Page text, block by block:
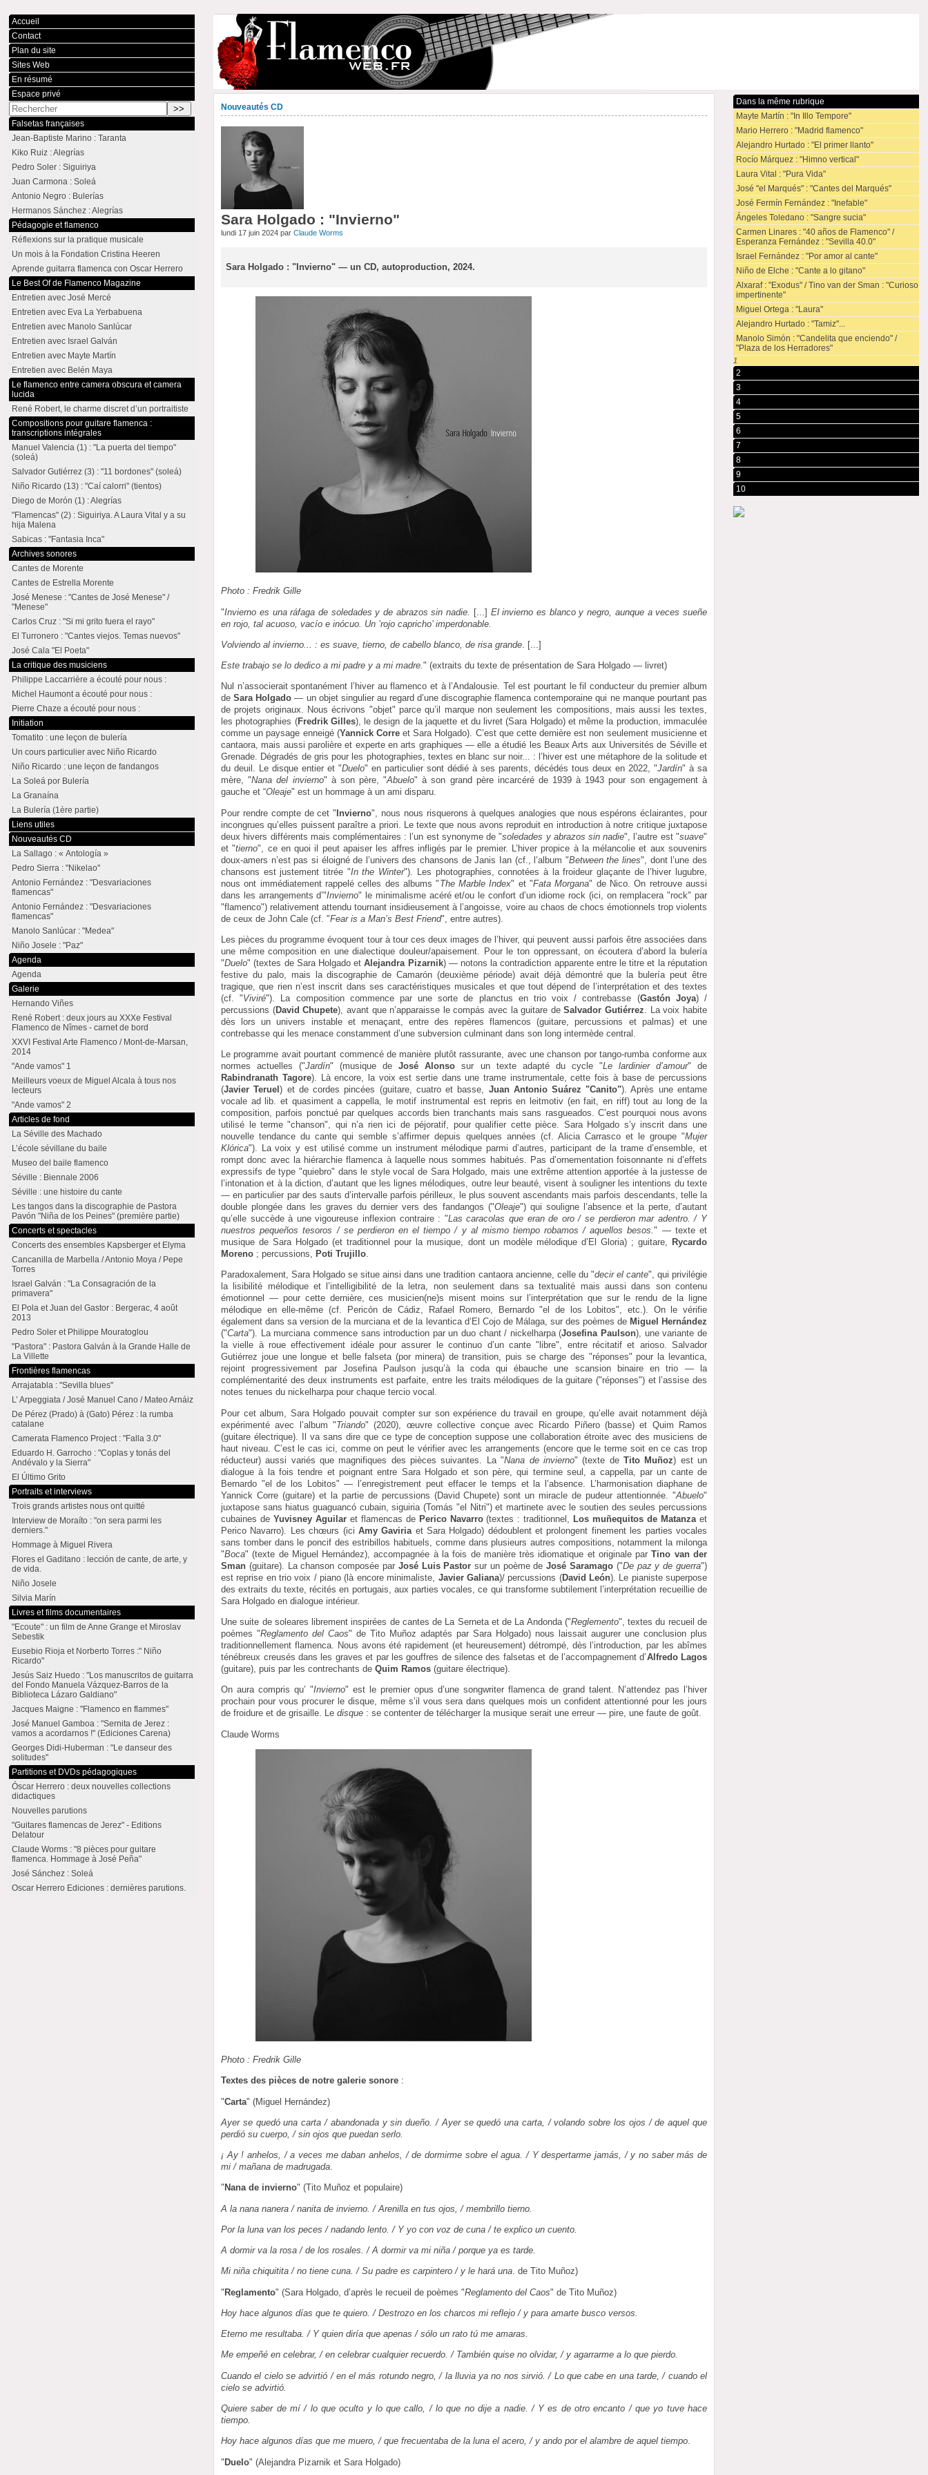
Nouveautés CD
Sara Holgado : "Invierno"
lundi 17 juin 2024 parClaude Worms
Sara Holgado : "Invierno" — un CD, autoproduction, 2024.
Photo : Fredrik Gille
"Invierno es una ráfaga de soledades y de abrazos sin nadie. [...] El invierno es blanco y negro, aunque a veces sueñe
en rojo, tal acuoso, vacío e inócuo. Un ’rojo capricho’ imperdonable.
Volviendo al invierno... : es suave, tierno, de cabello blanco, de risa grande . [...]
Este trabajo se lo dedico a mi padre y a mi madre." (extraits du texte de présentation de Sara Holgado — livret)
Nul n’associerait spontanément l’hiver au flamenco et à l’Andalousie. Tel est pourtant le fil conducteur du premier album
deSara Holgado — un objet singulier au regard d’une discographie flamenca contemporaine qui ne manque pourtant pas
de projets originaux. Nous écrivons "objet" parce qu’il marque non seulement les compositions, mais aussi les textes,
les photographies (Fredrik Gilles), le design de la jaquette et du livret (Sara Holgado) et même la production, immaculée
comme un paysage enneigé (Yannick Correet Sara Holgado). C’est que cette dernière est non seulement musicienne et
cantaora, mais aussi parolière et experte en arts graphiques — elle a étudié les Beaux Arts aux Universités de Séville et
Grenade. Dégradés de gris pour les photographies, textes en blanc sur noir... : l’hiver est une métaphore de la solitude et
du deuil. Le disque entier et "Duelo" en particulier sont dédié à ses parents, décédés tous deux en 2022, "Jardín" à sa
mère, "Nana del invierno" à son père, "Abuelo" à son grand père incarcéré de 1939 à 1943 pour son engagement à
gauche et “Oleaje" est un hommage à un ami disparu.
Pour rendre compte de cet "Invierno", nous nous risquerons à quelques analogies que nous espérons éclairantes, pour
incongrues qu’elles puissent paraître a priori. Le texte que nous avons reproduit en introduction à notre critique juxtapose
deux hivers différents mais complémentaires : l’un est synonyme de "soledades y abrazos sin nadie", l’autre est "suave"
et "tierno", ce en quoi il peut apaiser les affres infligés par le premier. L’hiver propice à la mélancolie et aux souvenirs
doux-amers n’est pas si éloigné de l’univers des chansons de Janis Ian (cf., l’album "Between the lines", dont l’une des
chansons est justement titrée "In the Winter"). Les photographies, connotées à la froideur glaçante de l’hiver lugubre,
nous ont immédiatement rappelé celles des albums " The Marble Index" et "Fata Morgana" de Nico. On retrouve aussi
dans les arrangements d’"Invierno" le minimalisme acéré et/ou le confort d’un idiome rock (ici, on remplacera "rock" par
"flamenco") relativement attendu tournant insidieusement à l’angoisse, voire au chaos de chocs émotionnels trop violents
de ceux de John Cale (cf. "Fear is a Man’s Best Friend", entre autres).
Les pièces du programme évoquent tour à tour ces deux images de l’hiver, qui peuvent aussi parfois être associées dans
une même composition en une dialectique douleur/apaisement. Pour le ton oppressant, on écoutera d’abord la bulería
"Duelo" (textes de Sara Holgado etAlejandra Pizarnik) — notons la contradiction apparente entre le titre et la réputation
festive du palo, mais la discographie de Camarón (deuxième période) avait déjà démontré que la bulería peut être
tragique, que rien n’est inscrit dans ses caractéristiques musicales et que tout dépend de l’interprétation et des textes
(cf. "Viviré"). La composition commence par une sorte de planctus en trio voix / contrebasse (Gastón Joya) /
percussions (David Chupete), avant que n’apparaisse le compás avec la guitare deSalvador Gutiérrez . La voix habite
dès lors un univers instable et menaçant, entre des repères flamencos (guitare, percussions et palmas) et une
contrebasse qui les menace constamment d’une subversion culminant dans son long intermède central.
Le programme avait pourtant commencé de manière plutôt rassurante, avec une chanson por tango-rumba conforme aux
normes actuelles ("Jardín" (musique deJosé Alonso sur un texte adapté du cycle "Le lardinier d’amour" de
Rabindranath Tagore). Là encore, la voix est sertie dans une trame instrumentale, cette fois à base de percussions
(Javier Teruel) et de cordes pincées (guitare, cuatro et basse, Juan Antonio Suárez "Canito"). Après une entame
vocale ad lib. et quasiment a cappella, le motif instrumental est repris en leitmotiv (en fait, en riff) tout au long de la
composition, parfois ponctué par quelques accords bien tranchants mais sans rasgueados. C’est pourquoi nous avons
utilisé le terme "chanson", qui n’a rien ici de péjoratif, pour qualifier cette pièce. Sara Holgado s’y inscrit dans une
nouvelle tendance du cante qui semble s’affirmer depuis quelques années (cf. Alicia Carrasco et le groupe "Mujer
Klórica"). La voix y est utilisé comme un instrument mélodique parmi d’autres, participant de la trame d’ensemble, et
rompt donc avec la hiérarchie flamenca à laquelle nous sommes habitués. Pas d’ornementation foisonnante ni d’effets
expressifs de type "quiebro" dans le style vocal de Sara Holgado, mais une extrême attention apportée à la justesse de
l’intonation et à la diction, d’autant que les lignes mélodiques, outre leur beauté, visent à souligner les intentions du texte
— en particulier par des sauts d’intervalle parfois périlleux, le plus souvent ascendants mais parfois descendants, telle la
double plongée dans les graves du dernier vers des fandangos ("Oleaje") qui souligne l’absence et la perte, d’autant
qu’elle succède à une vigoureuse inflexion contraire : "Las caracolas que eran de oro / se perdieron mar adentro. / Y
nuestros pequeños tesoros / se perdieron en el tiempo / y al mismo tiempo robamos / aquellos besos." — texte et
musique de Sara Holgado (et traditionnel pour la musique, dont un modèle mélodique d’El Gloria) ; guitare, Rycardo
Moreno ; percussions, Poti Trujillo.
Paradoxalement, Sara Holgado se situe ainsi dans une tradition cantaora ancienne, celle du "decir el cante", qui privilégie
la lisibilité mélodique et l’intelligibilité de la letra, non seulement dans sa textualité mais aussi dans son contenu
émotionnel — pour cette dernière, ces musicien(ne)s misent moins sur l’interprétation que sur le rendu de la ligne
mélodique en elle-même (cf. Pericón de Cádiz, Rafael Romero, Bernardo "el de los Lobitos", etc.). On le vérifie
également dans sa version de la murciana et de la levantica d’El Cojo de Málaga, sur des poèmes de Miguel Hernández
("Carta"). La murciana commence sans introduction par un duo chant / nickelharpa (Josefina Paulson), une variante de
la vielle à roue effectivement idéale pour assurer le continuo d’un cante "libre", entre récitatif et arioso. Salvador
Gutiérrez joue une longue et belle falseta (por minera) de transition, puis se charge des "réponses" pour la levantica,
rejoint progressivement par Josefina Paulson jusqu’à la coda qui ébauche une scansion binaire en trio — la
complémentarité des deux instruments est parfaite, entre les traits mélodiques de la guitare ("réponses") et l’assise des
notes tenues du nickelharpa pour chaque tercio vocal.
Pour cet album, Sara Holgado pouvait compter sur son expérience du travail en groupe, qu’elle avait notamment déjà
expérimenté avec l’album "Triando" (2020), œuvre collective conçue avec Ricardo Piñero (basse) et Quim Ramos
(guitare électrique). Il va sans dire que ce type de conception suppose une collaboration étroite avec des musiciens de
haut niveau. C’est le cas ici, comme on peut le vérifier avec les arrangements (encore que le terme soit en ce cas trop
réducteur) aussi variés que magnifiques des pièces suivantes. La "Nana de invierno" (texte de Tito Muñoz) est un
dialogue à la fois tendre et poignant entre Sara Holgado et son père, qui termine seul, a cappella, par un cante de
Bernardo "el de los Lobitos" — l’enregistrement peut effacer le temps et la l’absence. L’harmonisation diaphane de
Yannick Corre (guitare) et la partie de percussions (David Chupete) sont un miracle de pudeur attentionnée. "Abuelo"
juxtapose sans hiatus guaguancó cubain, siguiria (Tomás "el Nitri") et martinete avec le soutien des seules percussions
cubaines de Yuvisney Aguilaret flamencas de Perico Navarro(textes : traditionnel,Los muñequitos de Matanza et
Perico Navarro). Les chœurs (ici Amy Gaviria et Sara Holgado) dédoublent et prolongent finement les parties vocales
sans tomber dans le poncif des estribillos habituels, comme dans plusieurs autres compositions, notamment la milonga
"Boca" (texte de Miguel Hernández), accompagnée à la fois de manière très idiomatique et originale parTino van der
Sman (guitare). La chanson composée par José Luis Pastor sur un poème deJosé Saramago ("De paz y de guerra")
est reprise en trio voix / piano (là encore minimaliste, Javier Galiana)/ percussions (David León). Le pianiste superpose
des extraits du texte, récités en portugais, aux parties vocales, ce qui transforme subtilement l’interprétation recueillie de
Sara Holgado en dialogue intérieur.
Une suite de soleares librement inspirées de cantes de La Serneta et de La Andonda ("Reglemento", textes du recueil de
poèmes "Reglamento del Caos" de Tito Muñoz adaptés par Sara Holgado) nous laissait augurer une conclusion plus
traditionnellement flamenca. Nous avons été rapidement (et heureusement) détrompé, dès l’introduction, par les abîmes
ténébreux creusés dans les graves et par les gouffres de silence des falsetas et de l’accompagnement d’Alfredo Lagos
(guitare), puis par les contrechants deQuim Ramos (guitare électrique).
On aura compris qu’ "Invierno" est le premier opus d’une songwriter flamenca de grand talent. N’attendez pas l’hiver
prochain pour vous procurer le disque, même s’il vous sera dans quelques mois un confident attentionné pour les jours
de froidure et de grisaille. Ledisque : se contenter de télécharger la musique serait une erreur — pire, une faute de goût.
Claude Worms
Photo : Fredrik Gille
Textes des pièces de notre galerie sonore :
"Carta" (Miguel Hernández)
Ayer se quedó una carta / abandonada y sin dueño. / Ayer se quedó una carta, / volando sobre los ojos / de aquel que
perdió su cuerpo, / sin ojos que puedan serlo.
¡ Ay ! anhelos, / a veces me daban anhelos, / de dormirme sobre el agua. / Y despertarme jamás, / y no saber más de
mi / mañana de madrugada.
" Nana de invierno" (Tito Muñoz et populaire)
A la nana nanera / nanita de invierno. / Arenilla en tus ojos, / membrillo tierno.
Por la luna van los peces / nadando lento. / Y yo con voz de cuna / te explico un cuento.
A dormir va la rosa / de los rosales. / A dormir va mi niña / porque ya es tarde.
Mi niña chiquitita / no tiene cuna. / Su padre es carpintero / y le hará una. de Tito Muñoz)
"Reglamento" (Sara Holgado, d’après le recueil de poèmes "Reglamento del Caos" de Tito Muñoz)
Hoy hace algunos días que te quiero. / Destrozo en los charcos mi reflejo / y para amarte busco versos.
Eterno me resultaba. / Y quien diría que apenas / sólo un rato tú me amaras.
Me empeñé en celebrar, / en celebrar cualquier recuerdo. / También quise no olvidar, / y agarrarme a lo que pierdo.
Cuando el cielo se advirtió / en el más rotundo negro, / la lluvia ya no nos sirvió. / Lo que cabe en una tarde, / cuando el
cielo se advirtió.
Quiere saber de mí / lo que oculto y lo que callo, / lo que no dije a nadie. / Y es de otro encanto / que yo tuve hace
tiempo.
Hoy hace algunos días que me muero, / que frecuentaba de la luna el acero, / y ando por el alambre de aquel tiempo.
"Duelo" (Alejandra Pizarnik et Sara Holgado)
Dans la même rubrique
Mayte Martín : "In Illo Tempore"
Mario Herrero : "Madrid flamenco"
Alejandro Hurtado : "El primer llanto"
Rocío Márquez : "Himno vertical"
Laura Vital : "Pura Vida"
José "el Marqués" : "Cantes del Marqués"
José Fermín Fernández : "Inefable"
Ángeles Toledano : "Sangre sucia"
Carmen Linares : "40 años de Flamenco" /
Esperanza Fernández : "Sevilla 40.0"
Israel Fernández : "Por amor al cante"
Niño de Elche : "Cante a lo gitano"
Alxaraf : "Exodus" / Tino van der Sman : "Curioso
impertinente"
Miguel Ortega : "Laura"
Alejandro Hurtado : "Tamiz"...
Manolo Simón : "Candelita que enciendo" /
"Plaza de los Herradores"
1
2
3
4
5
6
7
8
9
10
Accueil
Contact
Plan du site
Sites Web
En résumé
Espace privé
Falsetas françaises
Jean-Baptiste Marino : Taranta
Kiko Ruiz : Alegrías
Pedro Soler : Siguiriya
Juan Carmona : Soleá
Antonio Negro : Bulerías
Hermanos Sánchez : Alegrías
Pédagogie et flamenco
Réflexions sur la pratique musicale
Un mois à la Fondation Cristina Heeren
Aprende guitarra flamenca con Oscar Herrero
Le Best Of de Flamenco Magazine
Entretien avec José Mercé
Entretien avec Eva La Yerbabuena
Entretien avec Manolo Sanlúcar
Entretien avec Israel Galván
Entretien avec Mayte Martín
Entretien avec Belén Maya
Le flamenco entre camera obscura et camera
lucida
René Robert, le charme discret d’un portraitiste
Compositions pour guitare flamenca :
transcriptions intégrales
Manuel Valencia (1) : "La puerta del tiempo"
(soleá)
Salvador Gutiérrez (3) : "11 bordones" (soleá)
Niño Ricardo (13) : "Caí calorri" (tientos)
Diego de Morón (1) : Alegrías
"Flamencas" (2) : Siguiriya. A Laura Vital y a su
hija Malena
Sabicas : "Fantasia Inca"
Archives sonores
Cantes de Morente
Cantes de Estrella Morente
José Menese : "Cantes de José Menese" /
"Menese"
Carlos Cruz : "Si mi grito fuera el rayo"
El Turronero : "Cantes viejos. Temas nuevos"
José Cala "El Poeta"
La critique des musiciens
Philippe Laccarrière a écouté pour nous :
Michel Haumont a écouté pour nous :
Pierre Chaze a écouté pour nous :
Initiation
Tomatito : une leçon de bulería
Un cours particulier avec Niño Ricardo
Niño Ricardo : une leçon de fandangos
La Soleá por Bulería
La Granaína
La Bulería (1ère partie)
Liens utiles
Nouveautés CD
La Sallago : « Antología »
Pedro Sierra : "Nikelao"
Antonio Fernández : "Desvariaciones
flamencas"
Antonio Fernández : "Desvariaciones
flamencas"
Manolo Sanlúcar : "Medea"
Niño Josele : "Paz"
Agenda
Agenda
Galerie
Hernando Viñes
René Robert : deux jours au XXXe Festival
Flamenco de Nîmes - carnet de bord
XXVI Festival Arte Flamenco / Mont-de-Marsan,
2014
"Ande vamos" 1
Meilleurs voeux de Miguel Alcala à tous nos
lecteurs
"Ande vamos" 2
Articles de fond
La Séville des Machado
L’école sévillane du baile
Museo del baile flamenco
Séville : Biennale 2006
Séville : une histoire du cante
Les tangos dans la discographie de Pastora
Pavón "Niña de los Peines" (première partie)
Concerts et spectacles
Concerts des ensembles Kapsberger et Elyma
Cancanilla de Marbella / Antonio Moya / Pepe
Torres
Israel Galván : "La Consagración de la
primavera"
El Pola et Juan del Gastor : Bergerac, 4 août
2013
Pedro Soler et Philippe Mouratoglou
"Pastora" : Pastora Galván à la Grande Halle de
La Villette
Frontières flamencas
Arrajatabla : "Sevilla blues"
L’ Arpeggiata / José Manuel Cano / Mateo Arnáiz
De Pérez (Prado) à (Gato) Pérez : la rumba
catalane
Camerata Flamenco Project : "Falla 3.0"
Eduardo H. Garrocho : "Coplas y tonás del
Andévalo y la Sierra"
El Último Grito
Portraits et interviews
Trois grands artistes nous ont quitté
Interview de Moraíto : "on sera parmi les
derniers."
Hommage à Miguel Rivera
Flores el Gaditano : lección de cante, de arte, y
de vida.
Niño Josele
Silvia Marín
Livres et films documentaires
"Ecoute" : un film de Anne Grange et Miroslav
Sebestik
Eusebio Rioja et Norberto Torres :" Niño
Ricardo"
Jesús Saiz Huedo : "Los manuscritos de guitarra
del Fondo Manuela Vázquez-Barros de la
Biblioteca Lázaro Galdiano"
Jacques Maigne : "Flamenco en flammes"
José Manuel Gamboa : "Sernita de Jerez :
vamos a acordarnos !" (Ediciones Carena)
Georges Didi-Huberman : "Le danseur des
solitudes"
Partitions et DVDs pédagogiques
Óscar Herrero : deux nouvelles collections
didactiques
Nouvelles parutions
"Guitares flamencas de Jerez" - Editions
Delatour
Claude Worms : "8 pièces pour guitare
flamenca. Hommage à José Peña"
José Sánchez : Soleá
Oscar Herrero Ediciones : dernières parutions.